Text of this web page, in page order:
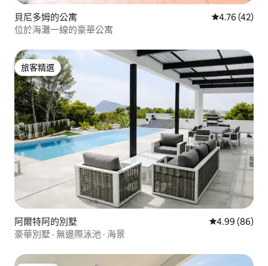
貝尼多姆的公寓 從 42 則評價
4.76 (42)
位於海灘一線的豪華公寓
旅客精選
旅客精選
阿爾特阿的別墅 從 86 則評價
4.99 (86)
豪華別墅 · 無邊際泳池 · 海景